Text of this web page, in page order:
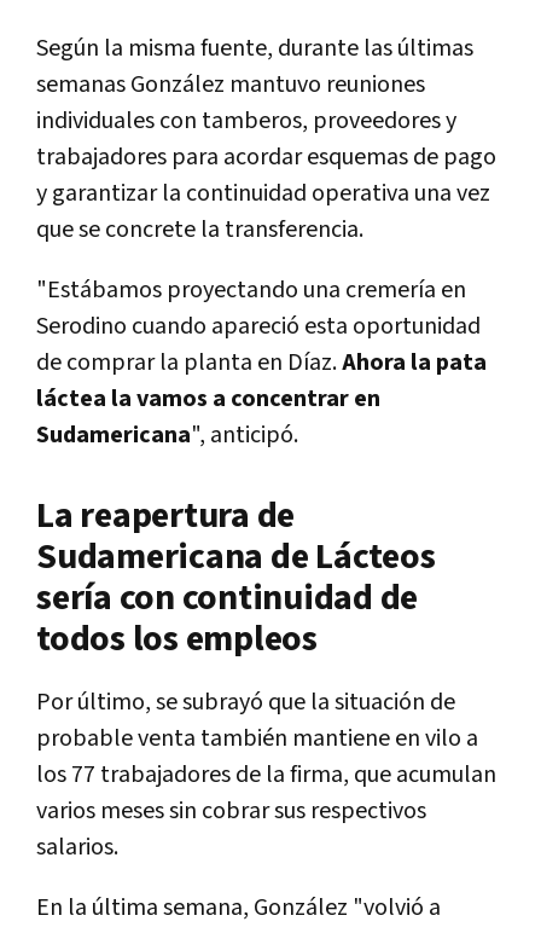
Según la misma fuente, durante las últimas
semanas González mantuvo reuniones
individuales con tamberos, proveedores y
trabajadores para acordar esquemas de pago
y garantizar la continuidad operativa una vez
que se concrete la transferencia.
"Estábamos proyectando una cremería en
Serodino cuando apareció esta oportunidad
de comprar la planta en Díaz.Ahora la pata
láctea la vamos a concentrar en
Sudamericana", anticipó.
La reapertura de
Sudamericana de Lácteos
sería con continuidad de
todos los empleos
Por último, se subrayó que la situación de
probable venta también mantiene en vilo a
los 77 trabajadores de la firma, que acumulan
varios meses sin cobrar sus respectivos
salarios.
En la última semana, González "volvió a